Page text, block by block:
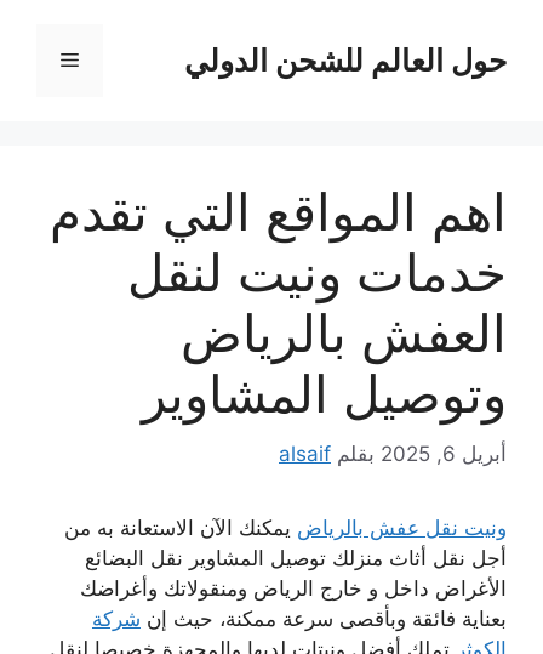
المحتوىحول العالم للشحن الدولي القائمة
اهم المواقع التي تقدم
خدمات ونيت لنقل
العفش بالرياض
وتوصيل المشاوير
أبريل 6, 2025 بقلم alsaif
ونيت نقل عفش بالرياض يمكنك الآن الاستعانة به من
أجل نقل أثاث منزلك توصيل المشاوير نقل البضائع
الأغراض داخل و خارج الرياض ومنقولاتك وأغراضك
بعناية فائقة وبأقصى سرعة ممكنة، حيث إن شركة
الكوثر تملك أفضل ونيتات لديها والمجهزة خصيصا لنقل